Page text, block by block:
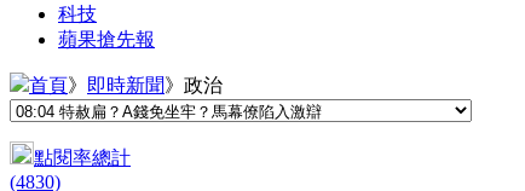
科技
蘋果搶先報
首頁》 即時新聞》政治
點閱率總計
(4830)